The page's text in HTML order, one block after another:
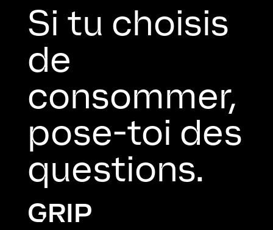
Si tu choisis
de
consommer,
pose-toi des
questions.
GRIP